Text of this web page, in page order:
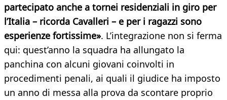
partecipato anche a tornei residenziali in giro per
l’Italia – ricorda Cavalleri – e per i ragazzi sono
esperienze fortissime». L’integrazione non si ferma
qui: quest’anno la squadra ha allungato la
panchina con alcuni giovani coinvolti in
procedimenti penali, ai quali il giudice ha imposto
un anno di messa alla prova da scontare proprio